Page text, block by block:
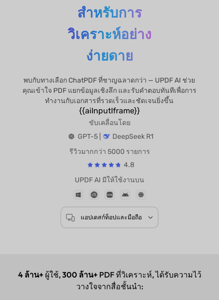
สำหรับการ
วิเคราะห์อย่าง
ง่ายดาย
พบกับทางเลือก ChatPDF ที่ชาญฉลาดกว่า — UPDF AI ช่วย
คุณเข้าใจ PDF แยกข้อมูลเชิงลึก และรับคำตอบทันทีเพื่อการ
ทำงานกับเอกสารที่รวดเร็วและชัดเจนยิ่งขึ้น
{{aiInputIframe}}
ขับเคลื่อนโดย
GPT-5 |
DeepSeek R1
รีวิวมากกว่า 5000 รายการ
UPDF AI มีให้ใช้งานบน
แอปเดสก์ท็อปและมือถือ
4 ล้าน+ ผู้ใช้,300 ล้าน+ PDF ที่วิเคราะห์, ได้รับความไว้
วางใจจากสื่อชั้นนำ: